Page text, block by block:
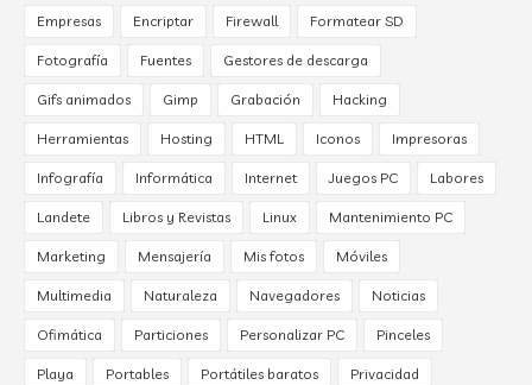
Empresas Encriptar Firewall Formatear SD
Fotografía Fuentes Gestores de descarga
Gifs animados Gimp Grabación Hacking
Herramientas Hosting HTML Iconos Impresoras
Infografía Informática Internet Juegos PC Labores
Landete Libros y Revistas Linux Mantenimiento PC
Marketing Mensajería Mis fotos Móviles
Multimedia Naturaleza Navegadores Noticias
Ofimática Particiones Personalizar PC Pinceles
Playa Portables Portátiles baratos Privacidad